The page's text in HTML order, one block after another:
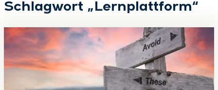
Schlagwort „Lernplattform“